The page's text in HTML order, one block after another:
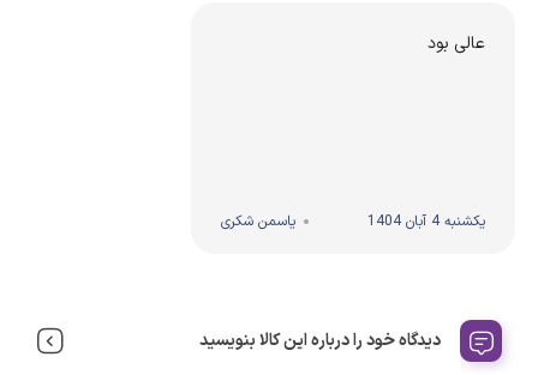
عالی بود
یکشنبه 4 آبان 1404 یاسمن شکری
دیدگاه خود را درباره این کالا بنویسید